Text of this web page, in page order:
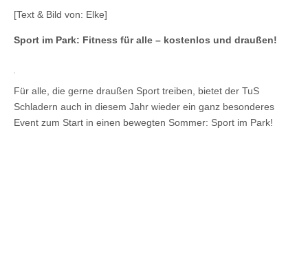
[Text & Bild von: Elke]
Sport im Park: Fitness für alle – kostenlos und draußen!
Für alle, die gerne draußen Sport treiben, bietet der TuS
Schladern auch in diesem Jahr wieder ein ganz besonderes
Event zum Start in einen bewegten Sommer: Sport im Park!